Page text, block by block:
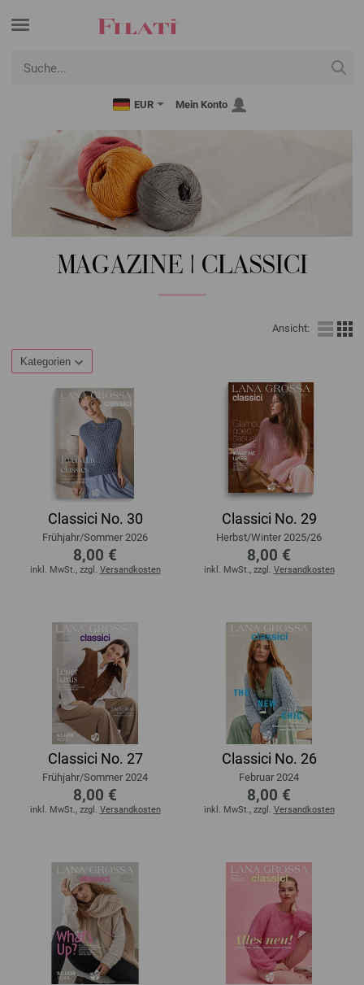
EUR Mein Konto
MAGAZINE | CLASSICI
Ansicht:
Kategorien
Classici No. 30
Frühjahr/Sommer 2026
8,00 €
inkl. MwSt., zzgl. Versandkosten
Classici No. 29
Herbst/Winter 2025/26
8,00 €
inkl. MwSt., zzgl. Versandkosten
Classici No. 27
Frühjahr/Sommer 2024
8,00 €
inkl. MwSt., zzgl. Versandkosten
Classici No. 26
Februar 2024
8,00 €
inkl. MwSt., zzgl. Versandkosten